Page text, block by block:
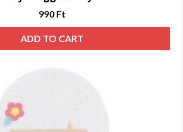
990 Ft
ADD TO CART